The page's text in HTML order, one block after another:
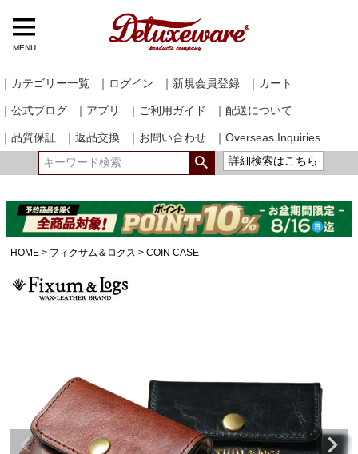
MENU
｜カテゴリー一覧 ｜ログイン ｜新規会員登録 ｜カート
｜公式ブログ ｜アプリ ｜ご利用ガイド ｜配送について
｜品質保証 ｜返品交換 ｜お問い合わせ
｜Overseas Inquiries
詳細検索はこちら
HOME フィクサム＆ログス COIN CASE